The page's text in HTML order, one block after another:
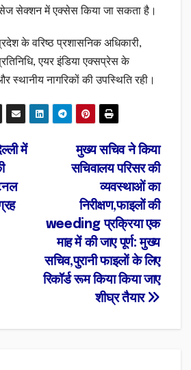
सेक्शन में एक्सेस किया जा सकता है।
के वरिष्ठ प्रशासनिक अधिकारी,
एयर इंडिया एक्सप्रेस के
स्थानीय नागरिकों की उपस्थिति रही।
मुख्य सचिव ने किया
सचिवालय परिसर की
व्यवस्थाओं का
निरीक्षण,फाइलों की
weeding प्रक्रिया एक
माह में की जाए पूर्ण: मुख्य
सचिव,पुरानी फाइलों के लिए
रिकॉर्ड रूम किया किया जाए
शीघ्र तैयार
में